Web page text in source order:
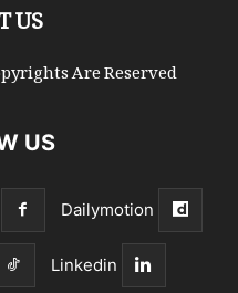
US
Are Reserved
US
Dailymotion
Linkedin